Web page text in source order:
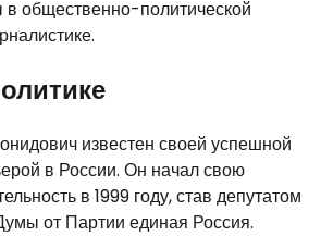
общественно-политической
известен своей успешной
в России. Он начал свою
в 1999 году, став депутатом
от Партии единая Россия.